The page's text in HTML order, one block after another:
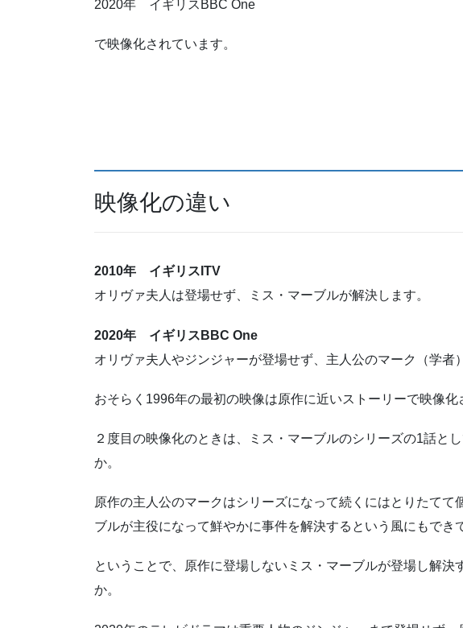
2020年 イギリスBBC One
で映像化されています。
映像化の違い
2010年 イギリスITV
オリヴァ夫人は登場せず、ミス・マーブルが解決します。
2020年 イギリスBBC One
オリヴァ夫人やジンジャーが登場せず、主人公のマーク（学者
おそらく1996年の最初の映像は原作に近いストーリーで映像化
２度目の映像化のときは、ミス・マーブルのシリーズの1話と
か。
原作の主人公のマークはシリーズになって続くにはとりたてて
ブルが主役になって鮮やかに事件を解決するという風にもでき
ということで、原作に登場しないミス・マーブルが登場し解決
か。